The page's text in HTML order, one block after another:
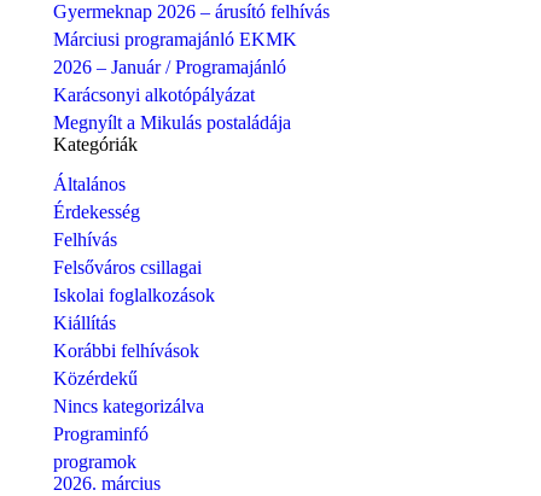
Gyermeknap 2026 – árusító felhívás
Márciusi programajánló EKMK
2026 – Január / Programajánló
Karácsonyi alkotópályázat
Megnyílt a Mikulás postaládája
Kategóriák
Általános
Érdekesség
Felhívás
Felsőváros csillagai
Iskolai foglalkozások
Kiállítás
Korábbi felhívások
Közérdekű
Nincs kategorizálva
Programinfó
programok
2026. március